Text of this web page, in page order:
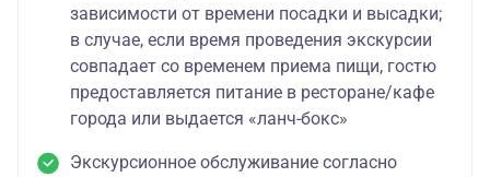
зависимости от времени посадки и высадки;
в случае, если время проведения экскурсии
совпадает со временем приема пищи, гостю
предоставляется питание в ресторане/кафе
города или выдается «ланч-бокс»
Экскурсионное обслуживание согласно